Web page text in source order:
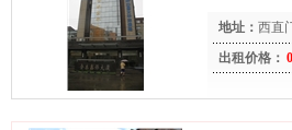
地址： 西直
出租价格：